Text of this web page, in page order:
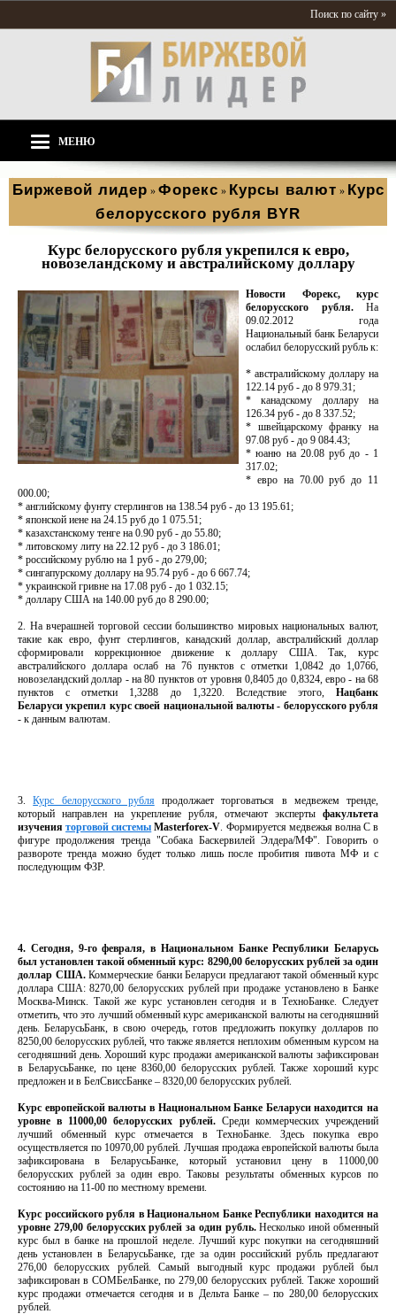
Поиск по сайту »
МЕНЮ
Биржевой лидер » Форекс » Курсы валют » Курс
белорусского рубля BYR
Курс белорусского рубля укрепился к евро,
новозеландскому и австралийскому доллару
Новости Форекс, курс
белорусского рубля.На
09.02.2012 года
Национальный банк Беларуси
ослабил белорусский рубль к:
* австралийскому доллару на
122.14 руб - до 8 979.31;
* канадскому доллару на
126.34 руб - до 8 337.52;
* швейцарскому франку на
97.08 руб - до 9 084.43;
* юаню на 20.08 руб до - 1
317.02;
* евро на 70.00 руб до 11
000.00;
* английскому фунту стерлингов на 138.54 руб - до 13 195.61;
* японской иене на 24.15 руб до 1 075.51;
* казахстанскому тенге на 0.90 руб - до 55.80;
* литовскому литу на 22.12 руб - до 3 186.01;
* российскому рублю на 1 руб - до 279,00;
* сингапурскому доллару на 95.74 руб - до 6 667.74;
* украинской гривне на 17.08 руб - до 1 032.15;
* доллару США на 140.00 руб до 8 290.00;
2. На вчерашней торговой сессии большинство мировых национальных валют,
такие как евро, фунт стерлингов, канадский доллар, австралийский доллар
сформировали коррекционное движение к доллару США. Так, курс
австралийского доллара ослаб на 76 пунктов с отметки 1,0842 до 1,0766,
новозеландский доллар - на 80 пунктов от уровня 0,8405 до 0,8324, евро - на 68
пунктов с отметки 1,3288 до 1,3220. Вследствие этого, Нацбанк
Беларуси укрепил курс своей национальной валюты - белорусского рубля
- к данным валютам.
3.Курс белорусского рубляпродолжает торговаться в медвежем тренде,
который направлен на укрепление рубля, отмечают эксперты факультета
изученияторговой системы Мasterforex-V. Формируется медвежья волна С в
фигуре продолжения тренда "Собака Баскервилей Элдера/МФ". Говорить о
развороте тренда можно будет только лишь после пробития пивота МФ и с
последующим ФЗР.
4. Сегодня, 9-го февраля, в Национальном Банке Республики Беларусь
был установлен такой обменный курс: 8290,00 белорусских рублей за один
доллар США.Коммерческие банки Беларуси предлагают такой обменный курс
доллара США: 8270,00 белорусских рублей при продаже установлено в Банке
Москва-Минск. Такой же курс установлен сегодня и в ТехноБанке. Следует
отметить, что это лучший обменный курс американской валюты на сегодняшний
день. БеларусьБанк, в свою очередь, готов предложить покупку долларов по
8250,00 белорусских рублей, что также является неплохим обменным курсом на
сегодняшний день. Хороший курс продажи американской валюты зафиксирован
в БеларусьБанке, по цене 8360,00 белорусских рублей. Также хороший курс
предложен и в БелСвиссБанке – 8320,00 белорусских рублей.
Курс европейской валюты в Национальном Банке Беларуси находится на
уровне в 11000,00 белорусских рублей. Среди коммерческих учреждений
лучший обменный курс отмечается в ТехноБанке. Здесь покупка евро
осуществляется по 10970,00 рублей. Лучшая продажа европейской валюты была
зафиксирована в БеларусьБанке, который установил цену в 11000,00
белорусских рублей за один евро. Таковы результаты обменных курсов по
состоянию на 11-00 по местному времени.
Курс российского рубля в Национальном Банке Республики находится на
уровне 279,00 белорусских рублей за один рубль.Несколько иной обменный
курс был в банке на прошлой неделе. Лучший курс покупки на сегодняшний
день установлен в БеларусьБанке, где за один российский рубль предлагают
276,00 белорусских рублей. Самый выгодный курс продажи рублей был
зафиксирован в СОМБелБанке, по 279,00 белорусских рублей. Также хороший
курс продажи отмечается сегодня и в Дельта Банке – по 280,00 белорусских
рублей.